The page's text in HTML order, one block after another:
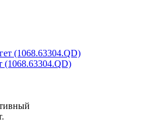
(1068.63304.QD)